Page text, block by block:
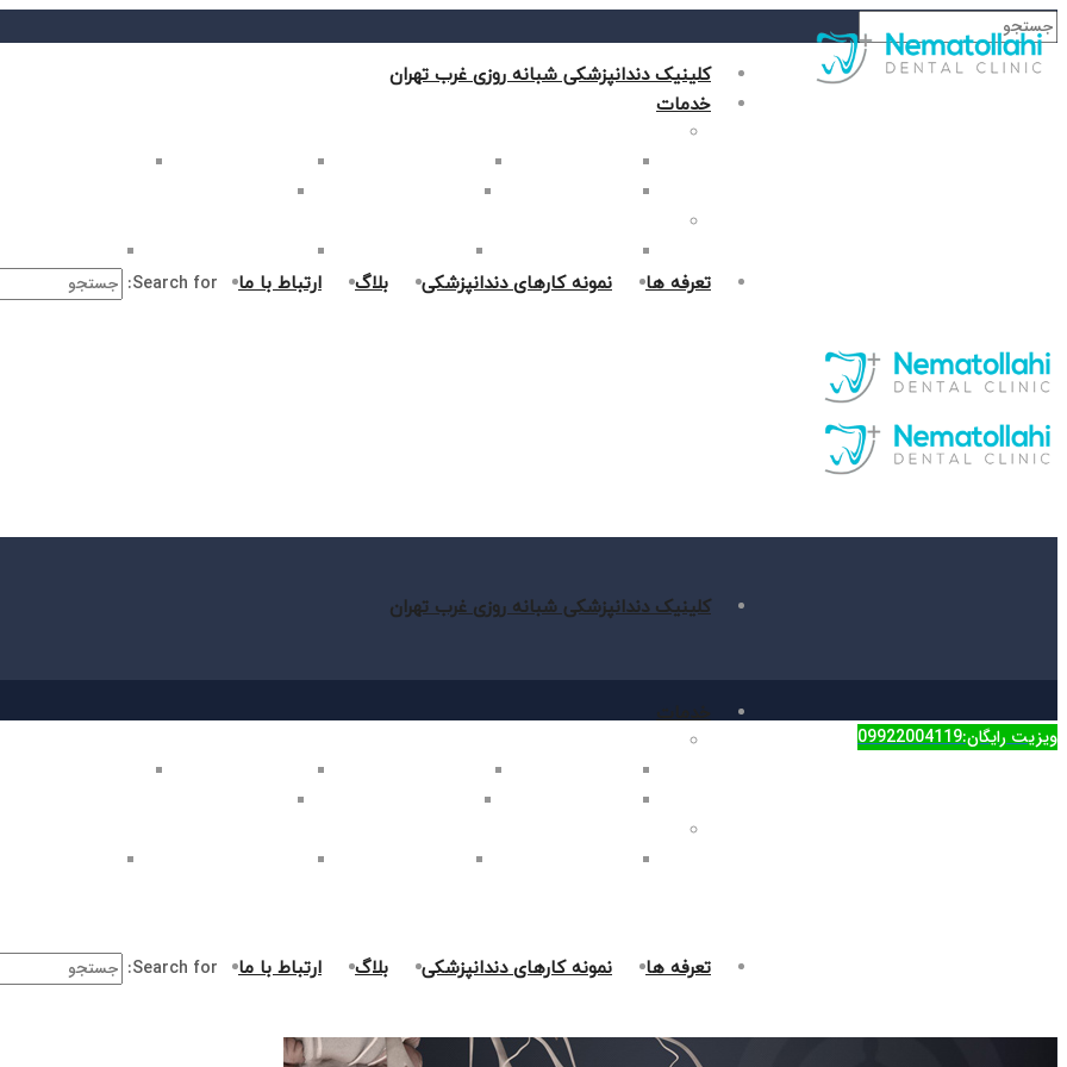
کلینیک دندانپزشکی شبانه روزی غرب تهران
خدمات
جراحی فک در غرب تهران
بلیچینگ دندان در غرب تهران لمینت دندان در غرب تهران کامپوزیت دندان در غرب
روکش دندان در غرب تهران
اصلاح طرح لبخند در غرب تهران
پر کردن دندان در غرب تهران
جراحی دندان در غرب تهران درمان ریشه دندان در غرب تهران جراحی لثه در غرب
تعرفه ها نمونه کارهای دندانپزشکی بلاگ ارتباط با ما Search for:
کلینیک دندانپزشکی شبانه روزی غرب تهران
جراحی فک در غرب تهران
بلیچینگ دندان در غرب تهران لمینت دندان در غرب تهران کامپوزیت دندان در غرب
روکش دندان در غرب تهران
اصلاح طرح لبخند در غرب تهران
پر کردن دندان در غرب تهران
جراحی دندان در غرب تهران درمان ریشه دندان در غرب تهران جراحی لثه در غرب
تعرفه ها نمونه کارهای دندانپزشکی بلاگ ارتباط با ما Search for:
ویزیت رایگان:09922004119